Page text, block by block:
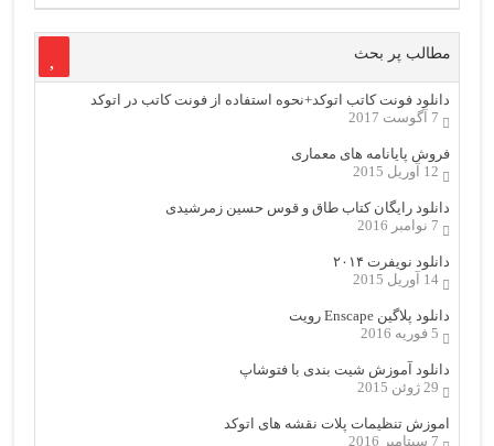
مطالب پر بحث
دانلود فونت کاتب اتوکد+نحوه استفاده از فونت کاتب در اتوکد
7 آگوست 2017
فروش پایانامه های معماری
12 آوریل 2015
دانلود رایگان کتاب طاق و قوس حسین زمرشیدی
7 نوامبر 2016
دانلود نویفرت ۲۰۱۴
14 آوریل 2015
دانلود پلاگین Enscape رویت
5 فوریه 2016
دانلود آموزش شیت بندی با فتوشاپ
29 ژوئن 2015
اموزش تنظیمات پلات نقشه های اتوکد
7 سپتامبر 2016